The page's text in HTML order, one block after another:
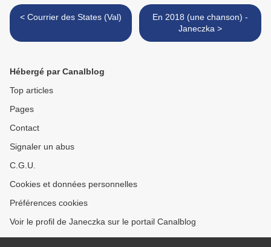
< Courrier des States (Val)
En 2018 (une chanson) -
Janeczka >
Hébergé par Canalblog
Top articles
Pages
Contact
Signaler un abus
C.G.U.
Cookies et données personnelles
Préférences cookies
Voir le profil de Janeczka sur le portail Canalblog